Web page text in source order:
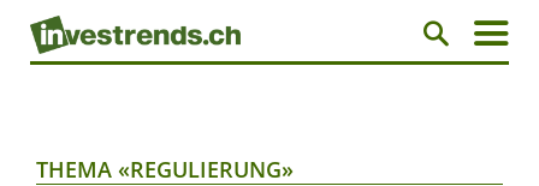
THEMA «REGULIERUNG»